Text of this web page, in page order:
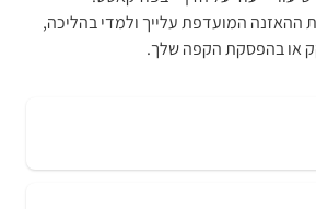
ההאזנה המועדפת עלייך ולמדי בהליכה,
או בהפסקת הקפה שלך.